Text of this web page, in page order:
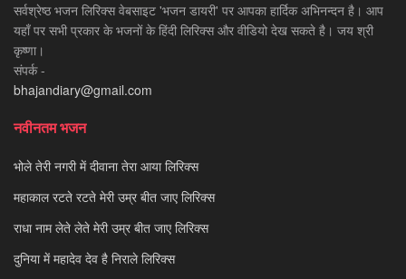
सर्वश्रेष्ठ भजन लिरिक्स वेबसाइट 'भजन डायरी' पर आपका हार्दिक अभिनन्दन है। आप
यहाँ पर सभी प्रकार के भजनों के हिंदी लिरिक्स और वीडियो देख सकते है। जय श्री
कृष्णा।
संपर्क -
bhajandiary@gmail.com
नवीनतम भजन
भोले तेरी नगरी में दीवाना तेरा आया लिरिक्स
महाकाल रटते रटते मेरी उम्र बीत जाए लिरिक्स
राधा नाम लेते लेते मेरी उम्र बीत जाए लिरिक्स
दुनिया में महादेव देव है निराले लिरिक्स